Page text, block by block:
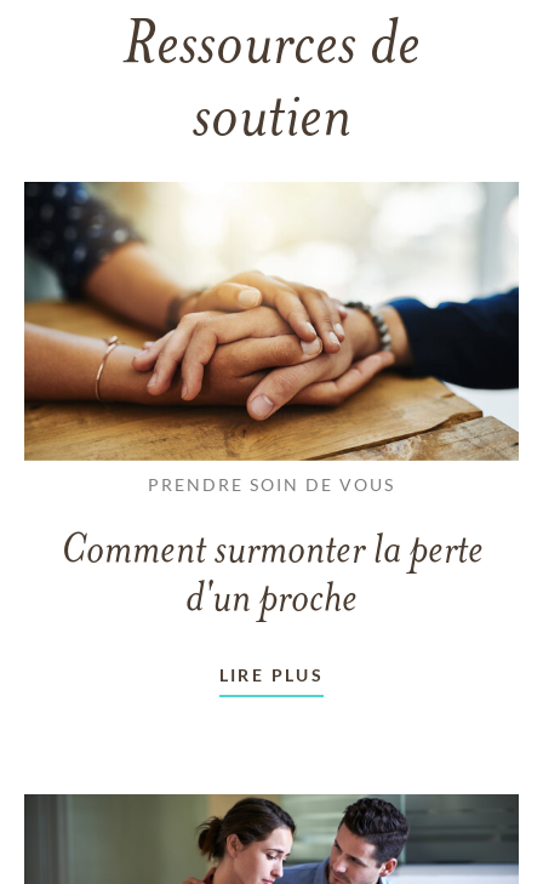
Ressources de
soutien
PRENDRE SOIN DE VOUS
Comment surmonter la perte
d'un proche
LIRE PLUS